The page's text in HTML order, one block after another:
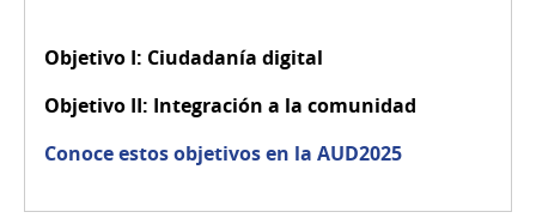
Objetivo I: Ciudadanía digital
Objetivo II: Integración a la comunidad
Conoce estos objetivos en la AUD2025